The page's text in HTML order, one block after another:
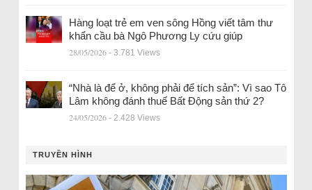
Hàng loạt trẻ em ven sông Hồng viết tâm thư
khẩn cầu bà Ngô Phương Ly cứu giúp
28/05/2026 - 3.781 Views
“Nhà là để ở, không phải để tích sản”: Vì sao Tô
Lâm không đánh thuế Bất Động sản thứ 2?
24/05/2026 - 2.428 Views
TRUYỀN HÌNH